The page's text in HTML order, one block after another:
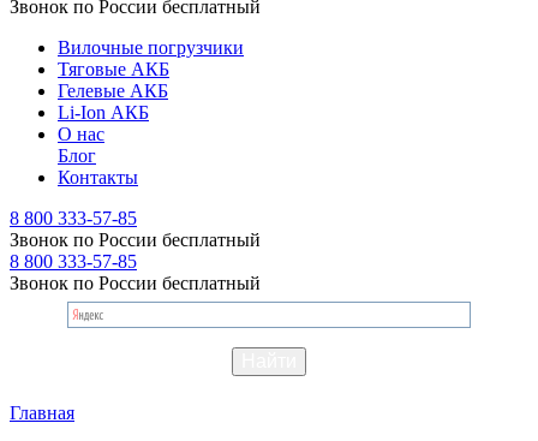
Звонок по России бесплатный
Вилочные погрузчики
Тяговые АКБ
Гелевые АКБ
Li-Ion АКБ
О нас
Блог
Контакты
8 800 333-57-85
Звонок по России бесплатный
8 800 333-57-85
Звонок по России бесплатный
Главная